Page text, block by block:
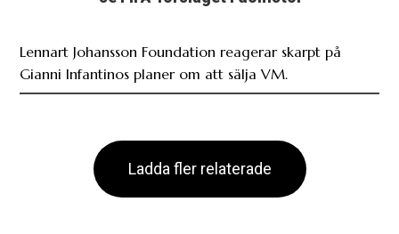
Lennart Johansson Foundation reagerar skarpt på
Följ Fotboll Sthlm i sociala medier